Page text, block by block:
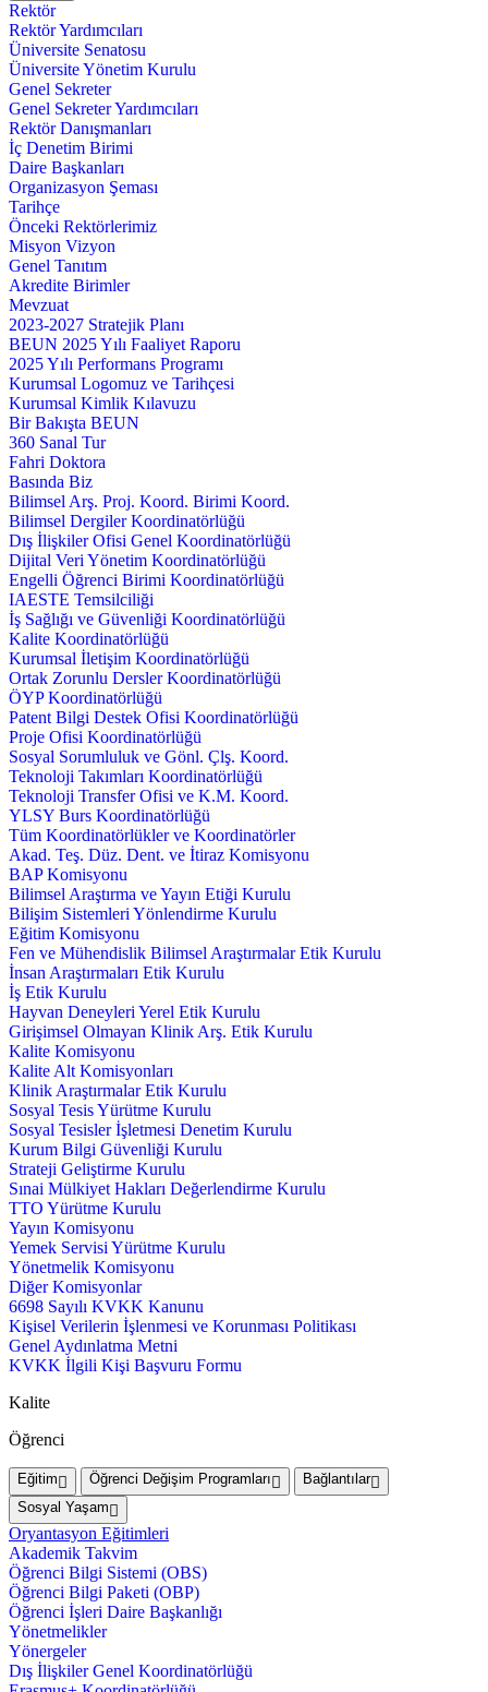
Rektör
Rektör Yardımcıları
Üniversite Senatosu
Üniversite Yönetim Kurulu
Genel Sekreter
Genel Sekreter Yardımcıları
Rektör Danışmanları
İç Denetim Birimi
Daire Başkanları
Organizasyon Şeması
Tarihçe
Önceki Rektörlerimiz
Misyon Vizyon
Genel Tanıtım
Akredite Birimler
Mevzuat
2023-2027 Stratejik Planı
BEUN 2025 Yılı Faaliyet Raporu
2025 Yılı Performans Programı
Kurumsal Logomuz ve Tarihçesi
Kurumsal Kimlik Kılavuzu
Bir Bakışta BEUN
360 Sanal Tur
Fahri Doktora
Basında Biz
Bilimsel Arş. Proj. Koord. Birimi Koord.
Bilimsel Dergiler Koordinatörlüğü
Dış İlişkiler Ofisi Genel Koordinatörlüğü
Dijital Veri Yönetim Koordinatörlüğü
Engelli Öğrenci Birimi Koordinatörlüğü
IAESTE Temsilciliği
İş Sağlığı ve Güvenliği Koordinatörlüğü
Kalite Koordinatörlüğü
Kurumsal İletişim Koordinatörlüğü
Ortak Zorunlu Dersler Koordinatörlüğü
ÖYP Koordinatörlüğü
Patent Bilgi Destek Ofisi Koordinatörlüğü
Proje Ofisi Koordinatörlüğü
Sosyal Sorumluluk ve Gönl. Çlş. Koord.
Teknoloji Takımları Koordinatörlüğü
Teknoloji Transfer Ofisi ve K.M. Koord.
YLSY Burs Koordinatörlüğü
Tüm Koordinatörlükler ve Koordinatörler
Akad. Teş. Düz. Dent. ve İtiraz Komisyonu
BAP Komisyonu
Bilimsel Araştırma ve Yayın Etiği Kurulu
Bilişim Sistemleri Yönlendirme Kurulu
Eğitim Komisyonu
Fen ve Mühendislik Bilimsel Araştırmalar Etik Kurulu
İnsan Araştırmaları Etik Kurulu
İş Etik Kurulu
Hayvan Deneyleri Yerel Etik Kurulu
Girişimsel Olmayan Klinik Arş. Etik Kurulu
Kalite Komisyonu
Kalite Alt Komisyonları
Klinik Araştırmalar Etik Kurulu
Sosyal Tesis Yürütme Kurulu
Sosyal Tesisler İşletmesi Denetim Kurulu
Kurum Bilgi Güvenliği Kurulu
Strateji Geliştirme Kurulu
Sınai Mülkiyet Hakları Değerlendirme Kurulu
TTO Yürütme Kurulu
Yayın Komisyonu
Yemek Servisi Yürütme Kurulu
Yönetmelik Komisyonu
Diğer Komisyonlar
6698 Sayılı KVKK Kanunu
Kişisel Verilerin İşlenmesi ve Korunması Politikası
Genel Aydınlatma Metni
KVKK İlgili Kişi Başvuru Formu
Kalite
Öğrenci
Eğitim Öğrenci Değişim Programları
Bağlantılar
Sosyal Yaşam
Oryantasyon Eğitimleri
Akademik Takvim
Öğrenci Bilgi Sistemi (OBS)
Öğrenci Bilgi Paketi (OBP)
Öğrenci İşleri Daire Başkanlığı
Yönetmelikler
Yönergeler
Dış İlişkiler Genel Koordinatörlüğü